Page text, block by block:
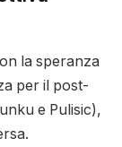
la speranza
per il post-
e Pulisic),